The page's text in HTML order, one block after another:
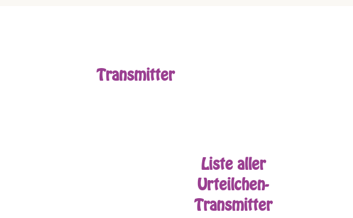
Transmitter
Liste aller
Urteilchen-
Transmitter